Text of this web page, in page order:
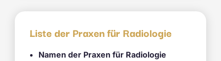
auf.
Optionen
auf
Liste der Praxen für Radiologie
Namen der Praxen für Radiologie